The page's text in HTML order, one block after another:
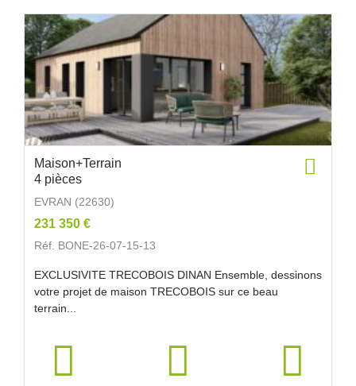
Maison+Terrain
4 pièces
EVRAN (22630)
231 350 €
Réf. BONE-26-07-15-13
EXCLUSIVITE TRECOBOIS DINAN Ensemble, dessinons
votre projet de maison TRECOBOIS sur ce beau
terrain...